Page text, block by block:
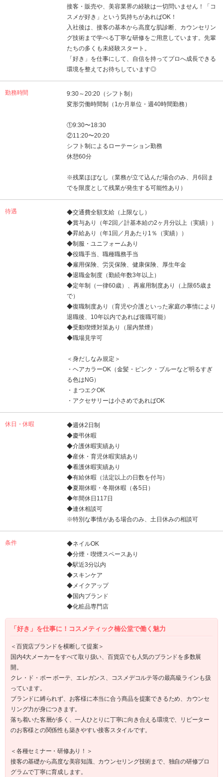
接客・販売や、美容業界の経験は一切問いません！「コ
スメが好き」という気持ちがあればOK！
入社後は、接客の基本から高度な肌診断、カウンセリン
グ技術まで学べる丁寧な研修をご用意しています。先輩
たちの多くも未経験スタート。
「好き」を仕事にして、自信を持ってプロへ成長できる
環境を整えてお待ちしています◎
勤務時間
9:30～20:20（シフト制）
変形労働時間制（1か月単位・週40時間勤務）
①9:30〜18:30
②11:20〜20:20
シフト制によるローテーション勤務
休憩60分
※残業ほぼなし（業務が立て込んだ場合のみ、月6回ま
でを限度として残業が発生する可能性あり）
待遇
◆交通費全額支給（上限なし）
◆賞与あり（年2回／計基本給の2ヶ月分以上（実績））
◆昇給あり（年1回／月あたり1％（実績））
◆制服・ユニフォームあり
◆役職手当、職種職務手当
◆雇用保険、労災保険、健康保険、厚生年金
◆退職金制度（勤続年数3年以上）
◆定年制（一律60歳）、再雇用制度あり（上限65歳ま
で）
◆復職制度あり（育児や介護といった家庭の事情により
退職後、10年以内であれば復職可能）
◆受動喫煙対策あり（屋内禁煙）
◆職場見学可
＜身だしなみ規定＞
・ヘアカラーOK（金髪・ピンク・ブルーなど明るすぎ
る色はNG）
・まつエクOK
・アクセサリーは小さめであればOK
休日・休暇
◆週休2日制
◆慶弔休暇
◆介護休暇実績あり
◆産休・育児休暇実績あり
◆看護休暇実績あり
◆有給休暇（法定以上の日数を付与）
◆夏期休暇・冬期休暇（各5日）
◆年間休日117日
◆連休相談可
※特別な事情がある場合のみ、土日休みの相談可
条件
◆ネイルOK
◆分煙・喫煙スペースあり
◆駅近3分以内
◆スキンケア
◆メイクアップ
◆国内ブランド
◆化粧品専門店
「好き」を仕事に！コスメティック楠公堂で働く魅力
＜百貨店ブランドを横断して提案＞
国内4大メーカーをすべて取り扱い、百貨店でも人気のブランドを多数展
開。
クレ・ド・ポー ボーテ、エレガンス、コスメデコルテ等の最高級ラインも扱
っています。
ブランドに縛られず、お客様に本当に合う商品を提案できるため、カウンセ
リング力が身につきます。
落ち着いた客層が多く、一人ひとりに丁寧に向き合える環境で、リピーター
のお客様との関係性も築きやすい接客スタイルです。
＜各種セミナー・研修あり！＞
接客の基礎から高度な美容知識、カウンセリング技術まで、独自の研修プロ
グラムで丁寧に育成します。